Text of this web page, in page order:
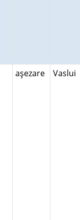
aşezare Vaslui